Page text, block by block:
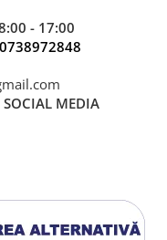
- 17:00
0738972848
SOCIAL MEDIA